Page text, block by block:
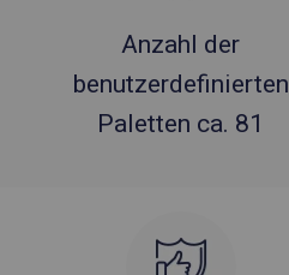
Anzahl der
benutzerdefinierten
Paletten ca. 81